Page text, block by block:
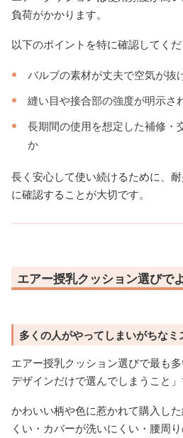
負荷がかかります。
以下のポイントを特に確認してくだ
バルブの素材が丈夫で空気が抜
縫い目や接合部の強度が明示さ
長期間の使用を想定した補修・
か
長く安心して使い続けるために、
に確認することが大切です。
エアー授乳クッション選びで
多くの人がやってしまいがちなミ
エアー授乳クッション選びで最も
デザインだけで選んでしまうこと」
かわいい柄や色に惹かれて購入し
くい・カバーが洗いにくい・腰周